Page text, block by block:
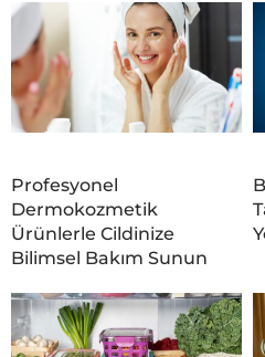
Profesyonel
Dermokozmetik
Ürünlerle Cildinize
Bilimsel Bakım Sunun